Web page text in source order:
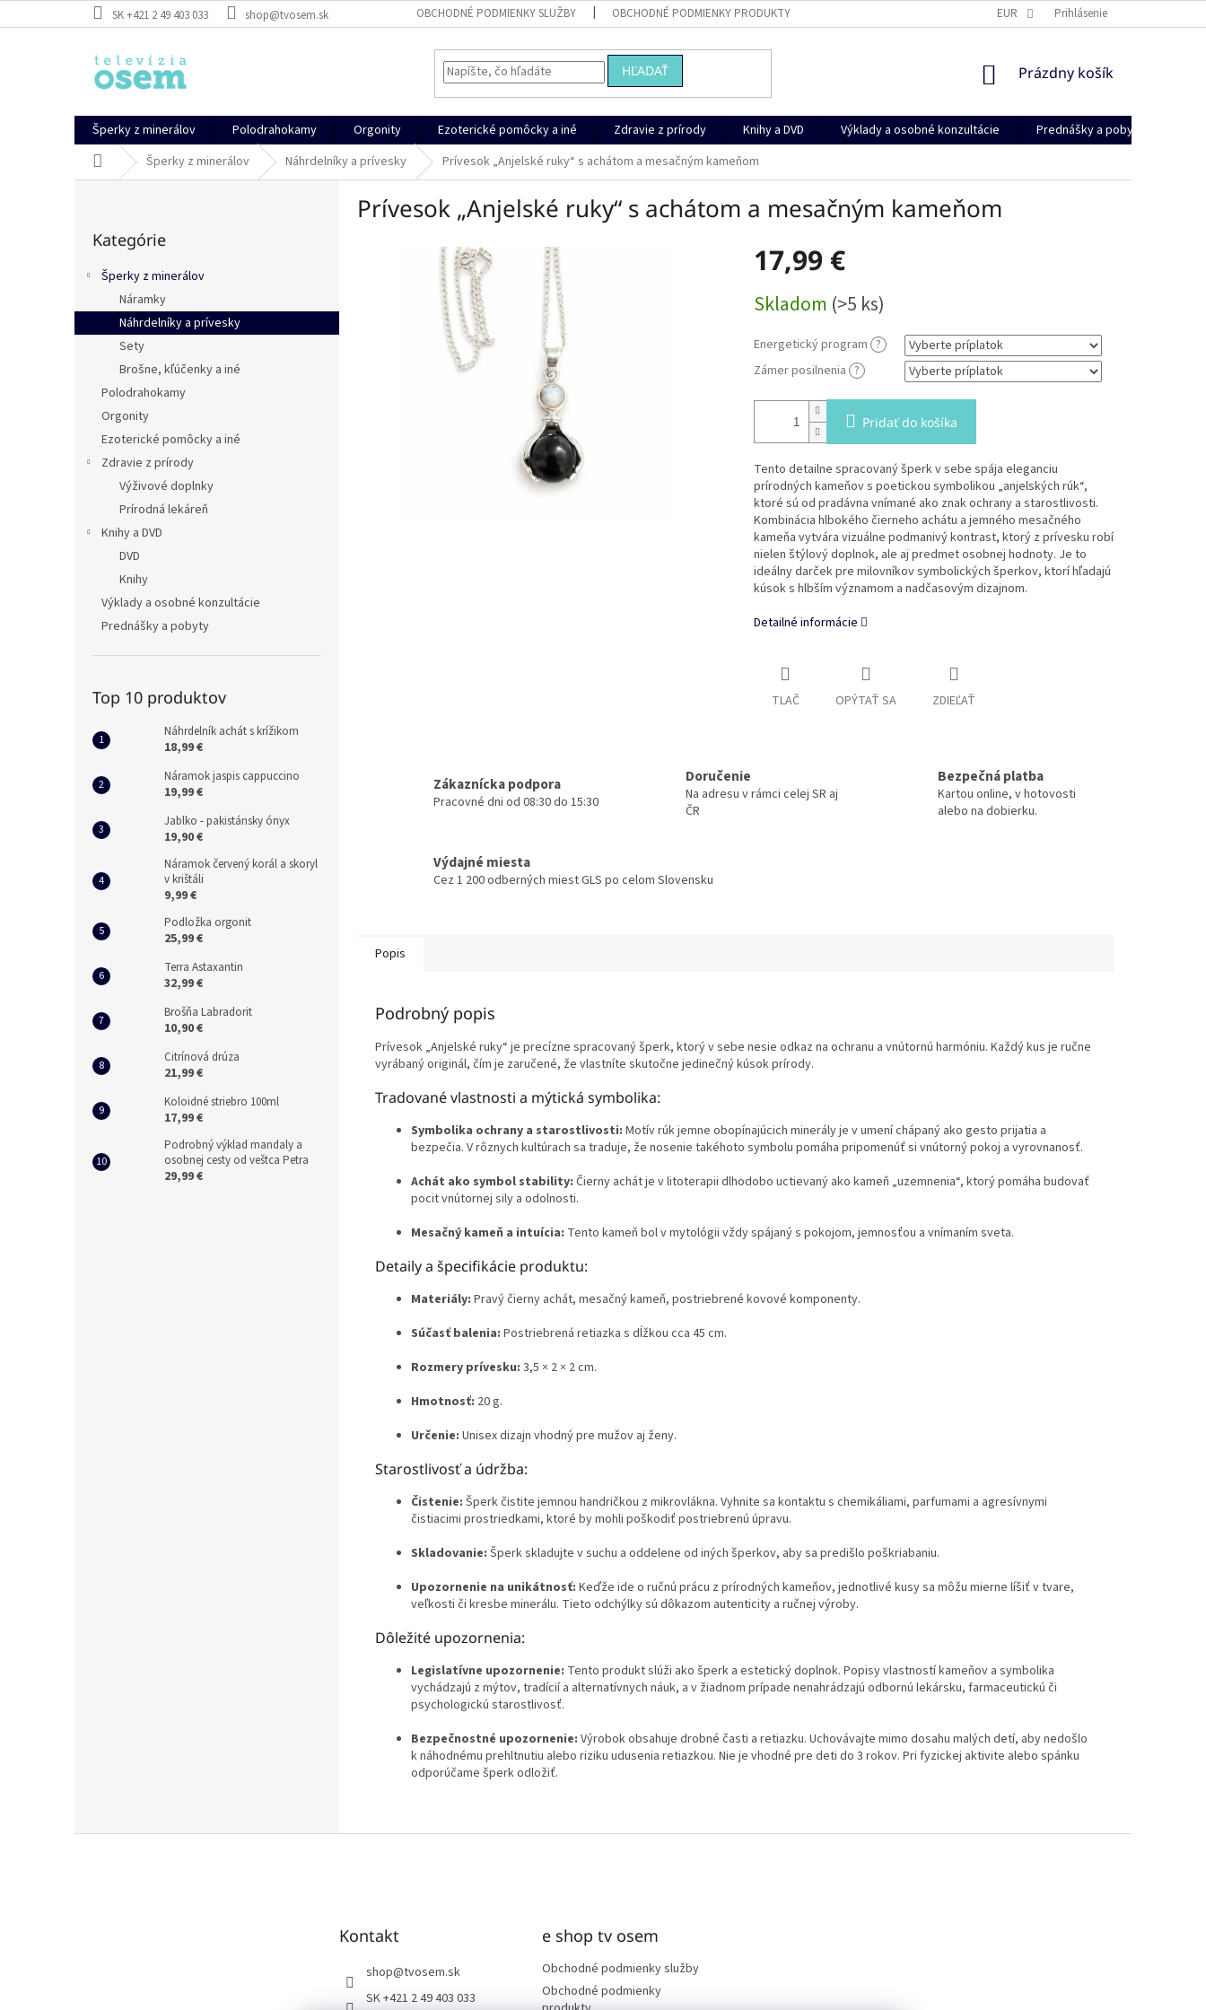
na
SK +421 2 49 403 033 shop@tvosem.sk OBCHODNÉ PODMIENKY SLUŽBY OBCHODNÉ PODMIENKY PRODUKTY INFORMAČNÉ MEMORANDUM O SPRACOVANÍ OSOBNÝCH ÚDAJOV
EUR Prihlásenie
HĽADAŤ
NÁKUPNÝ
Prázdny košík
Šperky z minerálov Polodrahokamy Orgonity Ezoterické pomôcky a iné Zdravie z prírody Knihy a DVD Výklady a osobné konzultácie Prednášky a pobyty
DomovŠperky z minerálov Náhrdelníky a prívesky Prívesok „Anjelské ruky“ s achátom a mesačným kameňom
a
kategórie
Kategórie
Šperky z minerálov
Náramky
Náhrdelníky a prívesky
Sety
Brošne, kľúčenky a iné
Polodrahokamy
Orgonity
Ezoterické pomôcky a iné
Zdravie z prírody
Výživové doplnky
Prírodná lekáreň
Knihy a DVD
DVD
Knihy
Výklady a osobné konzultácie
Prednášky a pobyty
Top 10 produktov
Náhrdelník achát s krížikom
18,99 €
Náramok jaspis cappuccino
19,99 €
Jablko - pakistánsky ónyx
19,90 €
Náramok červený korál a skoryl
v krištáli
9,99 €
Podložka orgonit
25,99 €
Terra Astaxantin
32,99 €
Brošňa Labradorit
10,90 €
Citrínová drúza
21,99 €
Koloidné striebro 100ml
17,99 €
Podrobný výklad mandaly a
osobnej cesty od veštca Petra
29,99 €
Prívesok „Anjelské ruky“ s achátom a mesačným kameňom
17,99 €
cena:
Skladom (>5 ks)
Energetický program ?
Zámer posilnenia ?
Pridať do košíka
Tento detailne spracovaný šperk v sebe spája eleganciu
prírodných kameňov s poetickou symbolikou „anjelských rúk“,
ktoré sú od pradávna vnímané ako znak ochrany a starostlivosti.
Kombinácia hlbokého čierneho achátu a jemného mesačného
kameňa vytvára vizuálne podmanivý kontrast, ktorý z prívesku robí
nielen štýlový doplnok, ale aj predmet osobnej hodnoty. Je to
ideálny darček pre milovníkov symbolických šperkov, ktorí hľadajú
kúsok s hlbším významom a nadčasovým dizajnom.
Detailné informácie
TLAČ OPÝTAŤ SA ZDIEĽAŤ
Zákaznícka podpora
Pracovné dni od 08:30 do 15:30
Doručenie
Na adresu v rámci celej SR aj
ČR
Bezpečná platba
Kartou online, v hotovosti
alebo na dobierku.
Výdajné miesta
Cez 1 200 odberných miest GLS po celom Slovensku
Popis
Podrobný popis
Prívesok „Anjelské ruky“ je precízne spracovaný šperk, ktorý v sebe nesie odkaz na ochranu a vnútornú harmóniu. Každý kus je ručne
vyrábaný originál, čím je zaručené, že vlastníte skutočne jedinečný kúsok prírody.
Tradované vlastnosti a mýtická symbolika:
Symbolika ochrany a starostlivosti: Motív rúk jemne obopínajúcich minerály je v umení chápaný ako gesto prijatia a
bezpečia. V rôznych kultúrach sa traduje, že nosenie takéhoto symbolu pomáha pripomenúť si vnútorný pokoj a vyrovnanosť.
Achát ako symbol stability: Čierny achát je v litoterapii dlhodobo uctievaný ako kameň „uzemnenia“, ktorý pomáha budovať
pocit vnútornej sily a odolnosti.
Mesačný kameň a intuícia: Tento kameň bol v mytológii vždy spájaný s pokojom, jemnosťou a vnímaním sveta.
Detaily a špecifikácie produktu:
Materiály: Pravý čierny achát, mesačný kameň, postriebrené kovové komponenty.
Súčasť balenia: Postriebrená retiazka s dĺžkou cca 45 cm.
Rozmery prívesku: 3,5 × 2 × 2 cm.
Hmotnosť: 20 g.
Určenie: Unisex dizajn vhodný pre mužov aj ženy.
Starostlivosť a údržba:
Čistenie: Šperk čistite jemnou handričkou z mikrovlákna. Vyhnite sa kontaktu s chemikáliami, parfumami a agresívnymi
čistiacimi prostriedkami, ktoré by mohli poškodiť postriebrenú úpravu.
Skladovanie: Šperk skladujte v suchu a oddelene od iných šperkov, aby sa predišlo poškriabaniu.
Upozornenie na unikátnosť: Keďže ide o ručnú prácu z prírodných kameňov, jednotlivé kusy sa môžu mierne líšiť v tvare,
veľkosti či kresbe minerálu. Tieto odchýlky sú dôkazom autenticity a ručnej výroby.
Dôležité upozornenia:
Legislatívne upozornenie: Tento produkt slúži ako šperk a estetický doplnok. Popisy vlastností kameňov a symbolika
vychádzajú z mýtov, tradícií a alternatívnych náuk, a v žiadnom prípade nenahrádzajú odbornú lekársku, farmaceutickú či
psychologickú starostlivosť.
Bezpečnostné upozornenie: Výrobok obsahuje drobné časti a retiazku. Uchovávajte mimo dosahu malých detí, aby nedošlo
k náhodnému prehltnutiu alebo riziku udusenia retiazkou. Nie je vhodné pre deti do 3 rokov. Pri fyzickej aktivite alebo spánku
odporúčame šperk odložiť.
Kontakt
shop@tvosem.sk
SK +421 2 49 403 033
e shop tv osem
Obchodné podmienky služby
Obchodné podmienky